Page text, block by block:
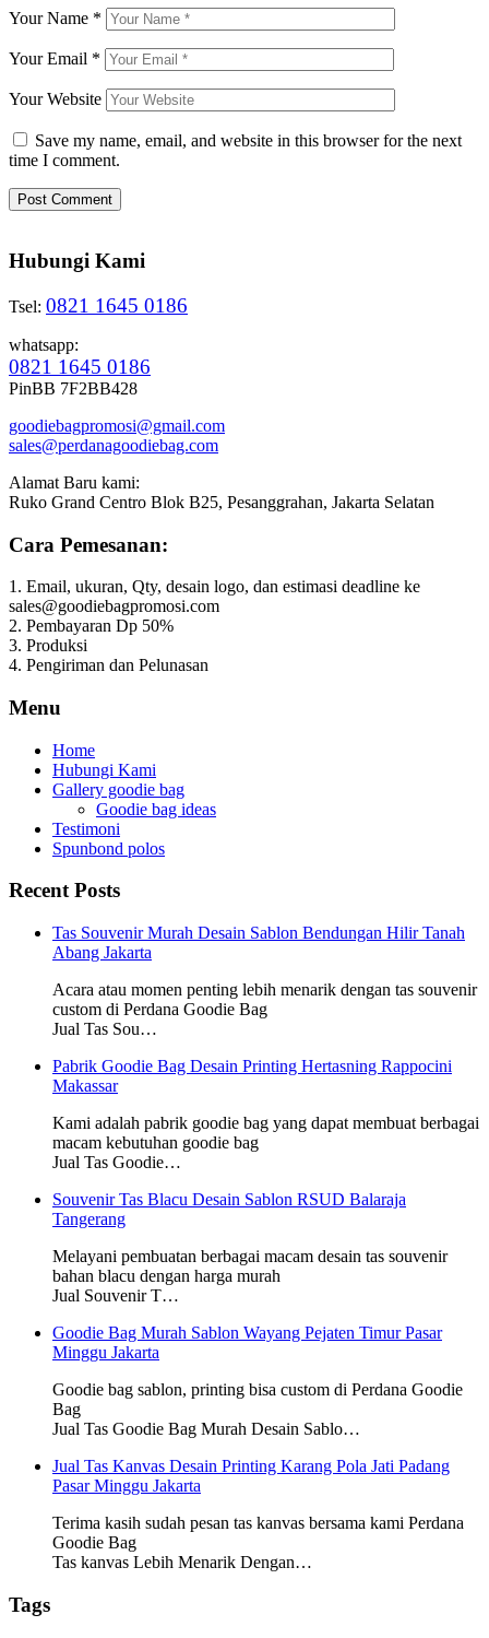
Your Name *
Your Email *
Your Website
Save my name, email, and website in this browser for the next
time I comment.
Hubungi Kami
Tsel: 0821 1645 0186
whatsapp:
0821 1645 0186
PinBB 7F2BB428
goodiebagpromosi@gmail.com
sales@perdanagoodiebag.com
Alamat Baru kami:
Ruko Grand Centro Blok B25, Pesanggrahan, Jakarta Selatan
Cara Pemesanan:
1. Email, ukuran, Qty, desain logo, dan estimasi deadline ke
sales@goodiebagpromosi.com
2. Pembayaran Dp 50%
3. Produksi
4. Pengiriman dan Pelunasan
Menu
Home
Hubungi Kami
Gallery goodie bag
Goodie bag ideas
Testimoni
Spunbond polos
Recent Posts
Tas Souvenir Murah Desain Sablon Bendungan Hilir Tanah
Abang Jakarta
Acara atau momen penting lebih menarik dengan tas souvenir
custom di Perdana Goodie Bag
Jual Tas Sou…
Pabrik Goodie Bag Desain Printing Hertasning Rappocini
Makassar
Kami adalah pabrik goodie bag yang dapat membuat berbagai
macam kebutuhan goodie bag
Jual Tas Goodie…
Souvenir Tas Blacu Desain Sablon RSUD Balaraja
Tangerang
Melayani pembuatan berbagai macam desain tas souvenir
bahan blacu dengan harga murah
Jual Souvenir T…
Goodie Bag Murah Sablon Wayang Pejaten Timur Pasar
Minggu Jakarta
Goodie bag sablon, printing bisa custom di Perdana Goodie
Bag
Jual Tas Goodie Bag Murah Desain Sablo…
Jual Tas Kanvas Desain Printing Karang Pola Jati Padang
Pasar Minggu Jakarta
Terima kasih sudah pesan tas kanvas bersama kami Perdana
Goodie Bag
Tas kanvas Lebih Menarik Dengan…
Tags